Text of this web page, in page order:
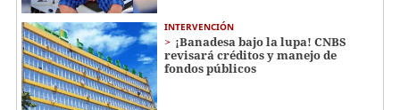
INTERVENCIÓN
¡Banadesa bajo la lupa! CNBS
revisará créditos y manejo de
fondos públicos